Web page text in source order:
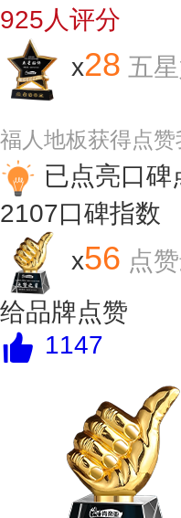
925人评分
x28 五
福人地板获得点赞
已点亮口碑
2107口碑指数
x56 点
给品牌点赞
1147